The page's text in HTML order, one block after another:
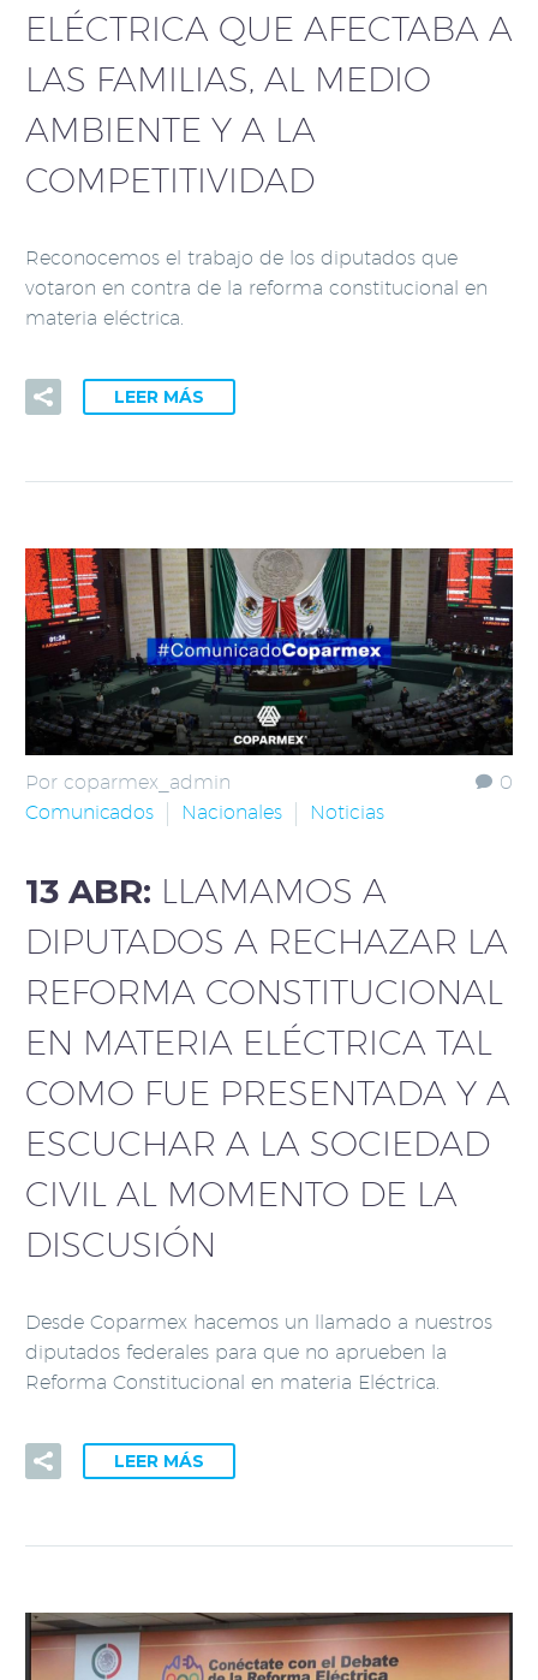
ELÉCTRICA QUE AFECTABA A
LAS FAMILIAS, AL MEDIO
AMBIENTE Y A LA
COMPETITIVIDAD
Reconocemos el trabajo de los diputados que
votaron en contra de la reforma constitucional en
materia eléctrica.
LEER MÁS
0
Por coparmex_admin
Comunicados
Nacionales Noticias
13 ABR: LLAMAMOS A
DIPUTADOS A RECHAZAR LA
REFORMA CONSTITUCIONAL
EN MATERIA ELÉCTRICA TAL
COMO FUE PRESENTADA Y A
ESCUCHAR A LA SOCIEDAD
CIVIL AL MOMENTO DE LA
DISCUSIÓN
Desde Coparmex hacemos un llamado a nuestros
diputados federales para que no aprueben la
Reforma Constitucional en materia Eléctrica.
LEER MÁS